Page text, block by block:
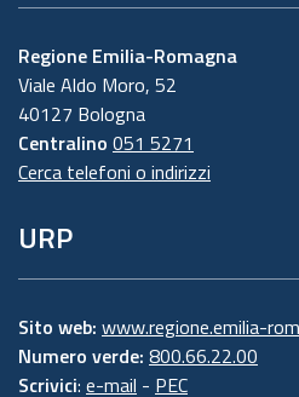
Regione Emilia-Romagna
Viale Aldo Moro, 52
40127 Bologna
Centralino 051 5271
Cerca telefoni o indirizzi
URP
Sito web: www.regione.emilia-
Numero verde: 800.66.22.00
Scrivici: e-mail - PEC